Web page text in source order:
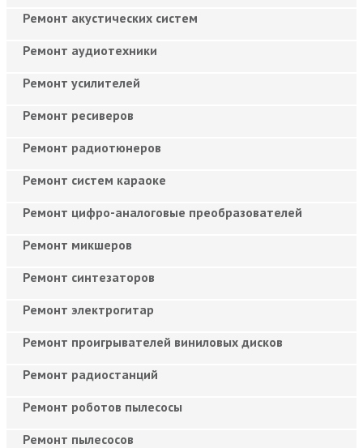
Ремонт акустических систем
Ремонт аудиотехники
Ремонт усилителей
Ремонт ресиверов
Ремонт радиотюнеров
Ремонт систем караоке
Ремонт цифро-аналоговые преобразователей
Ремонт микшеров
Ремонт синтезаторов
Ремонт электрогитар
Ремонт проигрывателей виниловых дисков
Ремонт радиостанций
Ремонт роботов пылесосы
Ремонт пылесосов